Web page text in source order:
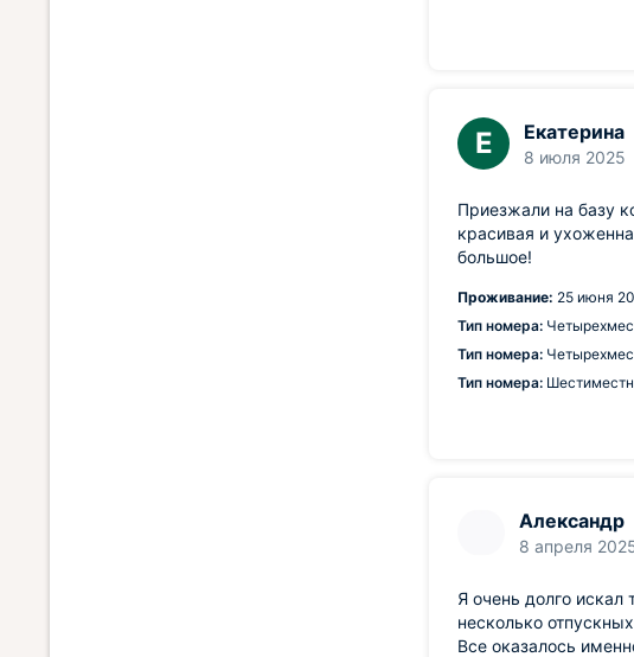
Е Екатерина
8 июля 2025
Приезжали на базу
красивая и
большое!
Проживание: 25 июня
Тип номера:
Тип номера:
Тип номера:
Александр
8 апреля
Я очень долго искал
несколько
Все оказалось